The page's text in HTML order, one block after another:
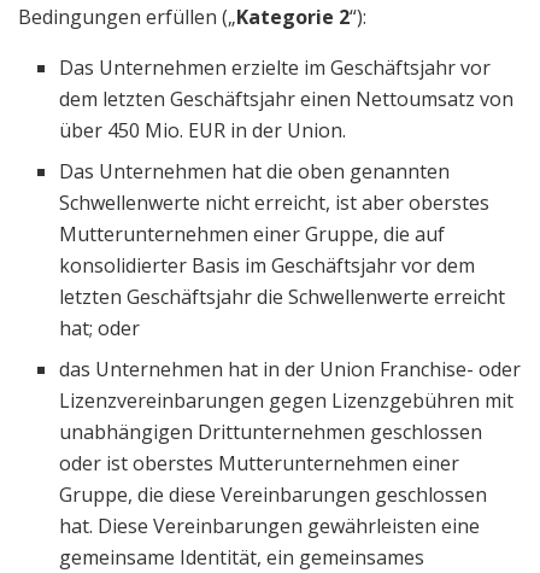
Bedingungen erfüllen („Kategorie 2“):
Das Unternehmen erzielte im Geschäftsjahr vor
dem letzten Geschäftsjahr einen Nettoumsatz von
über 450 Mio. EUR in der Union.
Das Unternehmen hat die oben genannten
Schwellenwerte nicht erreicht, ist aber oberstes
Mutterunternehmen einer Gruppe, die auf
konsolidierter Basis im Geschäftsjahr vor dem
letzten Geschäftsjahr die Schwellenwerte erreicht
hat; oder
das Unternehmen hat in der Union Franchise- oder
Lizenzvereinbarungen gegen Lizenzgebühren mit
unabhängigen Drittunternehmen geschlossen
oder ist oberstes Mutterunternehmen einer
Gruppe, die diese Vereinbarungen geschlossen
hat. Diese Vereinbarungen gewährleisten eine
gemeinsame Identität, ein gemeinsames